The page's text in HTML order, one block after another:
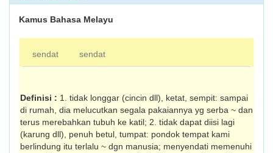
Kamus Bahasa Melayu
sendat sendat
Definisi : 1. tidak longgar (cincin dll), ketat, sempit: sampai
di rumah, dia melucutkan segala pakaiannya yg serba ~ dan
terus merebahkan tubuh ke katil; 2. tidak dapat diisi lagi
(karung dll), penuh betul, tumpat: pondok tempat kami
berlindung itu terlalu ~ dgn manusia; menyendati memenuhi